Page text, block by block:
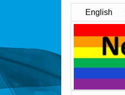
English